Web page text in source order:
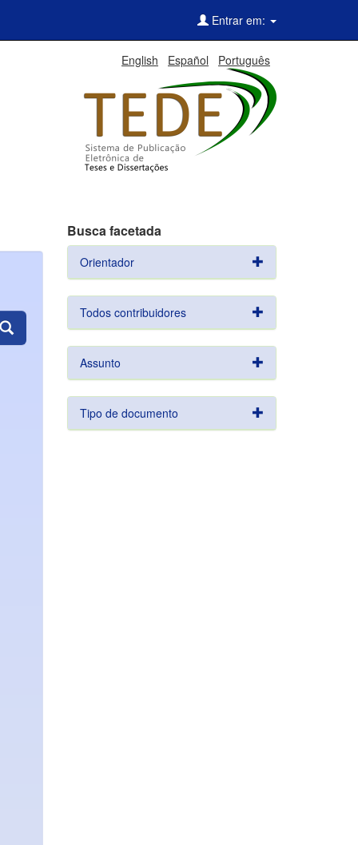
Entrar em:
English Español Português
Busca facetada
Orientador
Todos contribuidores
Assunto
Tipo de documento